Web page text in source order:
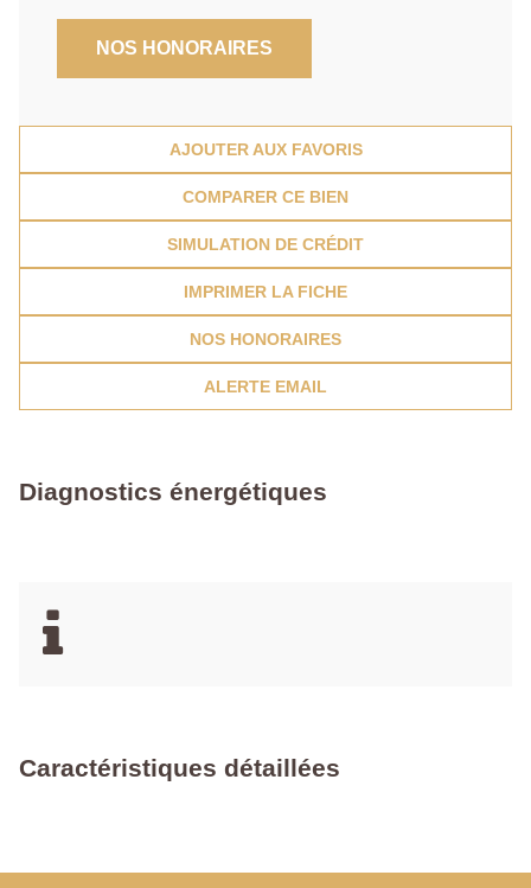
NOS HONORAIRES
AJOUTER AUX FAVORIS
COMPARER CE BIEN
SIMULATION DE CRÉDIT
IMPRIMER LA FICHE
NOS HONORAIRES
ALERTE EMAIL
Diagnostics énergétiques
Caractéristiques détaillées